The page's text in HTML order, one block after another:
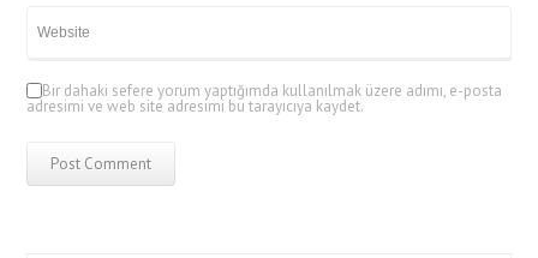
Bir dahaki sefere yorum yaptığımda kullanılmak üzere adımı, e-posta
adresimi ve web site adresimi bu tarayıcıya kaydet.